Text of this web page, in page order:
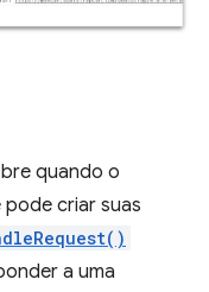
quando o
criar suas
a uma